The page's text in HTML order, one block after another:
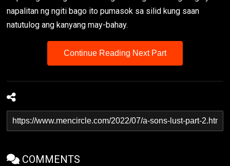
napalitan ng ngiti bago ito pumasok sa silid kung saan
natutulog ang kanyang may-bahay.
Continue Reading Next Part
COMMENTS